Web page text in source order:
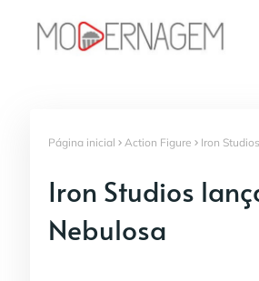
Página inicial Action Figure Iron
Iron Studios
Nebulosa